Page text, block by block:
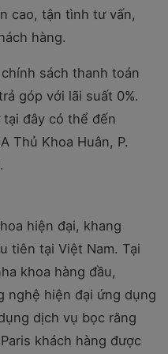
cao, tận tình tư vấn,
hàng.
sách thanh toán
góp với lãi suất 0%.
đây có thể đến
Thủ Khoa Huân, P.
hiện đại, khang
tiên tại Việt Nam. Tại
khoa hàng đầu,
nghệ hiện đại ứng dụng
dịch vụ bọc răng
khách hàng được